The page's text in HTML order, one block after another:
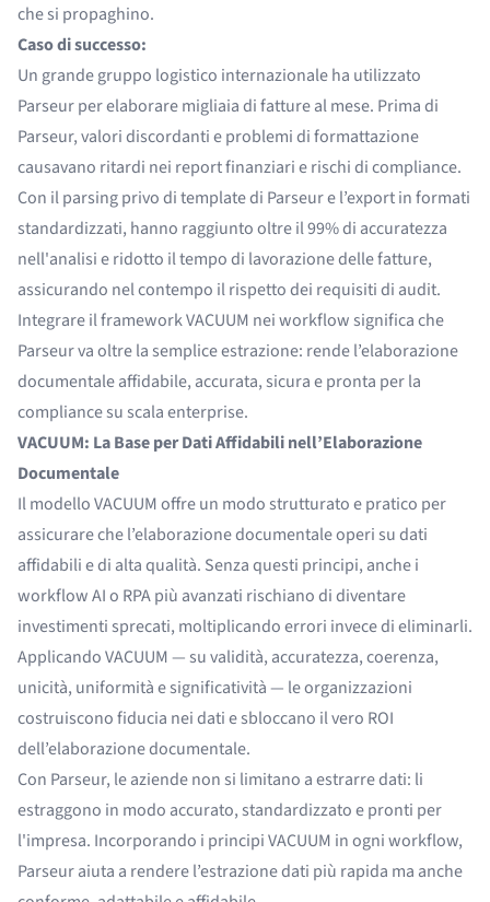
che si propaghino.
Caso di successo:
Un grande gruppo logistico internazionale ha utilizzato
Parseur per elaborare migliaia di fatture al mese. Prima di
Parseur, valori discordanti e problemi di formattazione
causavano ritardi nei report finanziari e rischi di compliance.
Con il parsing privo di template di Parseur e l’export in formati
standardizzati, hanno raggiunto oltre il 99% di accuratezza
nell'analisi e ridotto il tempo di lavorazione delle fatture,
assicurando nel contempo il rispetto dei requisiti di audit.
Integrare il framework VACUUM nei workflow significa che
Parseur va oltre la semplice estrazione: rende l’elaborazione
documentale affidabile, accurata, sicura e pronta per la
compliance su scala enterprise.
VACUUM: La Base per Dati Affidabili nell’Elaborazione
Documentale
Il modello VACUUM offre un modo strutturato e pratico per
assicurare che l’elaborazione documentale operi su dati
affidabili e di alta qualità. Senza questi principi, anche i
workflow AI o RPA più avanzati rischiano di diventare
investimenti sprecati, moltiplicando errori invece di eliminarli.
Applicando VACUUM — su validità, accuratezza, coerenza,
unicità, uniformità e significatività — le organizzazioni
costruiscono fiducia nei dati e sbloccano il vero ROI
dell’elaborazione documentale.
Con Parseur, le aziende non si limitano a estrarre dati: li
estraggono in modo accurato, standardizzato e pronti per
l'impresa. Incorporando i principi VACUUM in ogni workflow,
Parseur aiuta a rendere l’estrazione dati più rapida ma anche